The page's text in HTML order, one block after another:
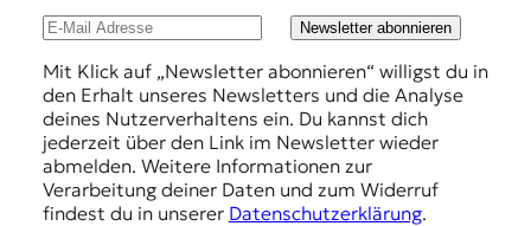
Newsletter abonnieren
Mit Klick auf „Newsletter abonnieren“ willigst du in
den Erhalt unseres Newsletters und die Analyse
deines Nutzerverhaltens ein. Du kannst dich
jederzeit über den Link im Newsletter wieder
abmelden. Weitere Informationen zur
Verarbeitung deiner Daten und zum Widerruf
findest du in unserer Datenschutzerklärung.